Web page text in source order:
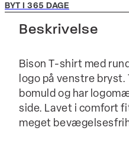
BYT I 365 DAGE
Beskrivelse
Bison T-shirt med
logo på venstre bryst.
bomuld og har
side. Lavet i comfort
meget